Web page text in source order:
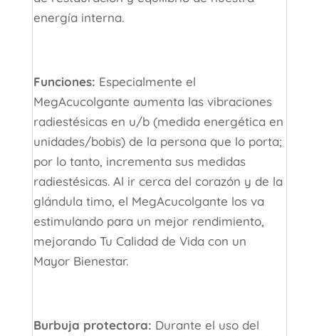
energía interna.
Funciones: Especialmente el
MegAcucolgante aumenta las vibraciones
radiestésicas en u/b (medida energética en
unidades/bobis) de la persona que lo porta;
por lo tanto, incrementa sus medidas
radiestésicas. Al ir cerca del corazón y de la
glándula timo, el MegAcucolgante los va
estimulando para un mejor rendimiento,
mejorando Tu Calidad de Vida con un
Mayor Bienestar.
Burbuja protectora: Durante el uso del